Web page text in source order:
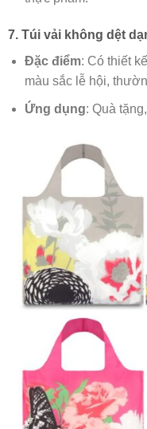
7. Túi vải không dệt
Đặc điểm: Có thiết
màu sắc lễ hội,
Ứng dụng: Quà